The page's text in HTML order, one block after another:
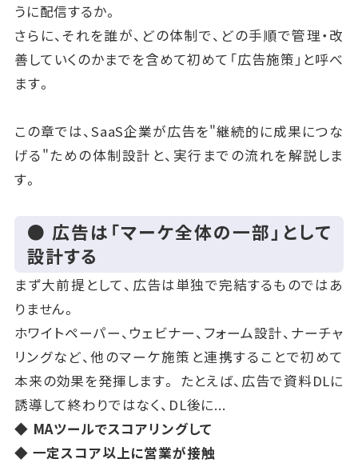
うに配信するか。
さらに、それを誰が、どの体制で、どの手順で管理・改
善していくのかまでを含めて初めて「広告施策」と呼べ
ます。
この章では、SaaS企業が広告を"継続的に成果につな
げる"ための体制設計と、実行までの流れを解説しま
す。
● 広告は「マーケ全体の一部」として
設計する
まず大前提として、広告は単独で完結するものではあ
りません。
ホワイトペーパー、ウェビナー、フォーム設計、ナーチャ
リングなど、他のマーケ施策と連携することで初めて
本来の効果を発揮します。 たとえば、広告で資料DLに
誘導して終わりではなく、DL後に...
◆ MAツールでスコアリングして
◆ 一定スコア以上に営業が接触